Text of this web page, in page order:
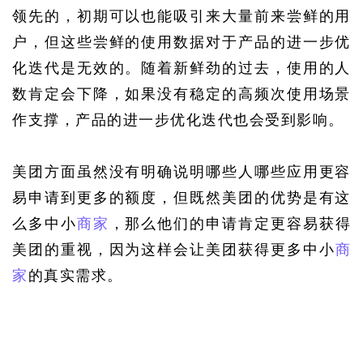
领先的，初期可以也能吸引来大量前来尝鲜的用
户，但这些尝鲜的使用数据对于产品的进一步优
化迭代是无效的。随着新鲜劲的过去，使用的人
数肯定会下降，如果没有稳定的高频次使用场景
作支撑，产品的进一步优化迭代也会受到影响。
美团方面虽然没有明确说明哪些人哪些应用更容
易申请到更多的额度，但既然美团的优势是有这
么多中小商家 ，那么他们的申请肯定更容易获得
美团的重视，因为这样会让美团获得更多中小商
家的真实需求。